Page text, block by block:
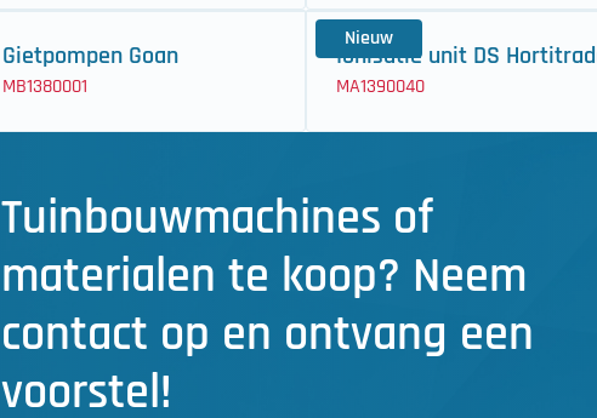
Gietpompen Goan
MB1380001
Nieuw
Ionisatie unit DS
MA1390040
Tuinbouwmachines of
materialen te koop? Neem
contact op en ontvang een
voorstel!